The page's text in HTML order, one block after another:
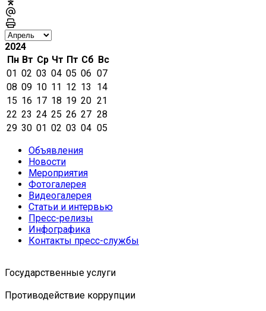
2024
Пн Вт Ср Чт Пт Сб Вс
01 02 03 04 05 06 07
08 09 10 11 12 13
14
15 16 17 18 19 20 21
22 23 24 25 26 27 28
29 30 01 02 03 04 05
Объявления
Новости
Мероприятия
Фотогалерея
Видеогалерея
Статьи и интервью
Пресс-релизы
Инфографика
Контакты пресс-службы
Государственные услуги
Противодействие коррупции